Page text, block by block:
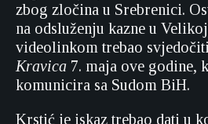
zbog zločina u Srebrenici.
na odsluženju kazne u
videolinkom trebao
Kravica 7. maja ove godine,
komunicira sa Sudom BiH.
Krstić je iskaz trebao dati u